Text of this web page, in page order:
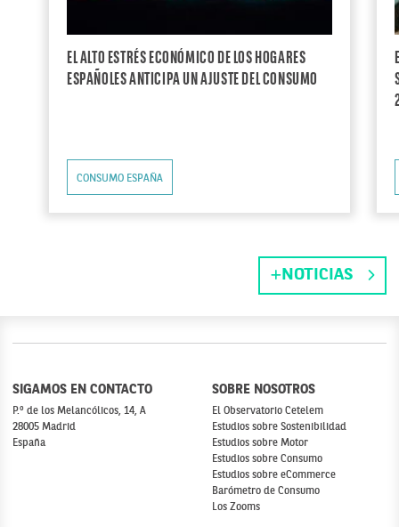
EL ALTO ESTRÉS ECONÓMICO DE LOS HOGARES
ESPAÑOLES ANTICIPA UN AJUSTE DEL CONSUMO
CONSUMO ESPAÑA
NOTICIAS
SIGAMOS EN CONTACTO
P.º de los Melancólicos, 14, A
28005 Madrid
España
SOBRE NOSOTROS
El Observatorio Cetelem
Estudios sobre Sostenibilidad
Estudios sobre Motor
Estudios sobre Consumo
Estudios sobre eCommerce
Barómetro de Consumo
Los Zooms